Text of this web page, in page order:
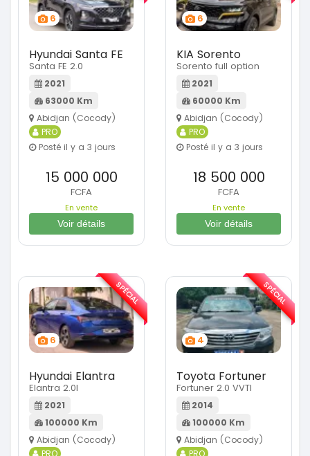
6
Hyundai Santa FE
Santa FE 2.0
2021
63000 Km
Abidjan (Cocody)
PRO
Posté il y a 3 jours
15 000 000
FCFA
En vente
Voir détails
6
KIA Sorento
Sorento full option
2021
60000 Km
Abidjan (Cocody)
PRO
Posté il y a 3 jours
18 500 000
FCFA
En vente
Voir détails
6
Hyundai Elantra
Elantra 2.0l
2021
100000 Km
Abidjan (Cocody)
PRO
SPÉCIAL
4
Toyota Fortuner
Fortuner 2.0 VVTI
2014
100000 Km
Abidjan (Cocody)
PRO
SPÉCIAL